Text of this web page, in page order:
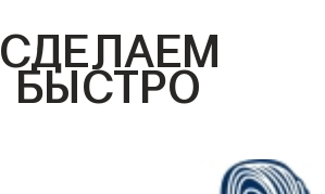
СДЕЛАЕМ
БЫСТРО